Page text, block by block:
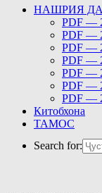
НАШРИЯ
PDF —
PDF —
PDF —
PDF —
PDF —
PDF —
PDF —
Китобхона
ТАМОС
Search for: